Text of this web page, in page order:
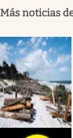
Más noticias